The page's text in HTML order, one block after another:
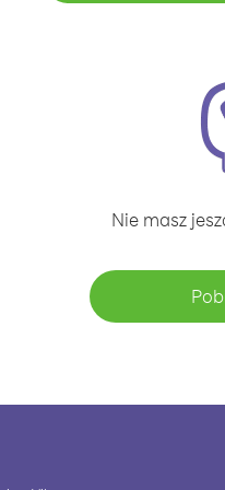
Nie masz